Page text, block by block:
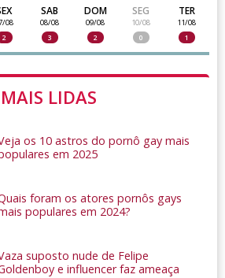
08
2
SAB
08/08
3
DOM
09/08
2
SEG
10/08
0
TER
11/08
1
MAIS LIDAS
os 10 astros do pornô gay mais
em 2025
foram os atores pornôs gays
populares em 2024?
suposto nude de Felipe
e influencer faz ameaça